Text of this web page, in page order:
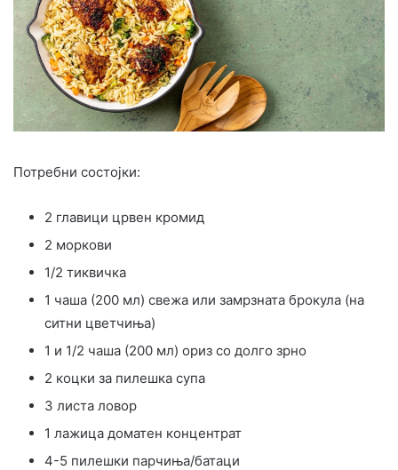
Потребни состојки:
2 главици црвен кромид
2 моркови
1/2 тиквичка
1 чаша (200 мл) свежа или замрзната брокула (на
ситни цветчиња)
1 и 1/2 чаша (200 мл) ориз со долго зрно
2 коцки за пилешка супа
3 листа ловор
1 лажица доматен концентрат
4-5 пилешки парчиња/батаци